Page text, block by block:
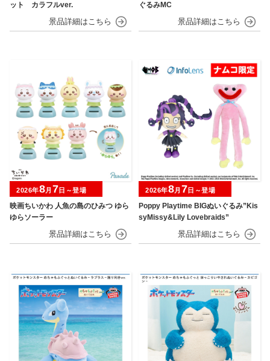
ット カラフルver.
ぐるみMC
映画ちいかわ 人魚の島のひみつ ゆら
ゆらソーラー
2026年8月 7 日～登場
Poppy Playtime BIGぬいぐるみ”Kis
syMissy&Lily Lovebraids”
2026年8月 7 日～登場